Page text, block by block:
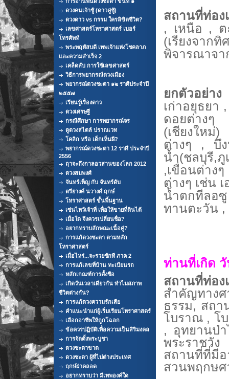
ดวงคนเจ้าชู้ (ดาวคู่ชู้)
ดวงดาว vs กรรม ใครลิขิตชีวิต?
เลขศาสตร์โหราศาสตร์ เบอร์
โทรศัพท์
พระพฤหัสบดี เทพเจ้าแห่งโชคลาภ
และความสำเร็จ 2
เคล็ดลับ การใช้เลขศาสตร์
วิธีการพยากรณ์ดวงเมือง
พยากรณ์ดวงชะตา ๑๒ ราศีประจำปี
๒๕๕๗
เรียนรู้เรื่องดาว
ดวงเศรษฐี
กรณีศึกษา การพยากรณ์จร
ดูดวงสไตล์ ปราณเวท
โคลิก หรือ เด็กเห็นผี?
พยากรณ์ดวงชะตา 12 ราศี ประจำปี
2556
ฤาจะถึงกาลอวสานของโลก 2012
ดวงสมพงศ์
จันทร์เพ็ญ กับ จันทร์ดับ
ตรียางค์ นวางศ์ ฤกษ์
โหราศาสตร์ ขั้นพื้นฐาน
เซ่นไหว้เจ้าที่ เพื่อให้ขายที่ดินได้
เมื่อใด จึงควรเปลี่ยนชื่อ?
อยากทราบลักษณะเนื้อคู่?
การแก้ดวงชะตา ตามหลัก
โหราศาสตร์
เมื่อไหร่...จะรวยซักที ภาค 2
การแก้เลขที่บ้าน ทะเบียนรถ
หลักเกณฑ์การตั้งชือ
เกิดวันเวลาเดียวกัน ทำไมสภาพ
ชีวิตต่างกัน?
การแก้ดวงความรักเสีย
คำแนะนำแก่ผู้เริ่มเรียนโหราศาสตร์
เลือกอาชีพให้ถูกโฉลก
ข้อควรปฏิบัติเพื่อความเป็นสิริมงคล
การจัดตั้งพระบูชา
ดวงชะตาขาด
ดวงชะตา ผู้ที่ไปต่างประเทศ
ฤกษ์ผ่าคลอด
อยากทราบว่า มีเทพองค์ใด
สถานที่ท่อง
, เหนือ , ต
(เรียงจา
พิจารณาจา
ยกตัวอย่า
เก่าอยุธยา
ดอยต่าง
(เชียงใหม่
ต่างๆ , บึ
น้ำ(ชลบุรี,
,เขื่อนต่าง
ต่างๆ เช่น
น้ำตกทีล
ทานตะวัน ,
ท่านที่เกิด
สถานที่ท่อง
สำคัญทาง
ธรรม, สถา
โบราณ , โ
, อุทยานป่
พระราช
สถานที่ที่มี
สวนพฤกษศ